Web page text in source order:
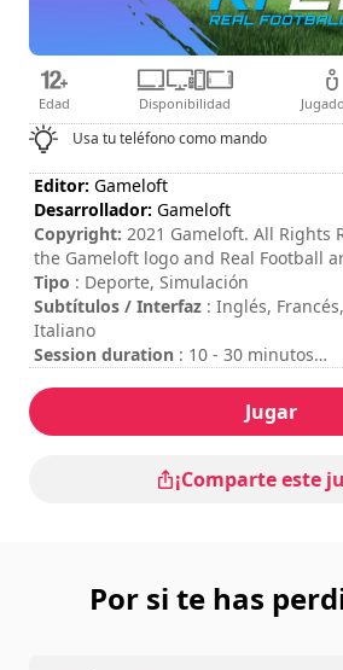
Edad Disponibilidad
Usa tu teléfono como mando
Editor: Gameloft
Desarrollador: Gameloft
Copyright: 2021 Gameloft. All Rights
the Gameloft logo and Real Football
Gameloft in the U.S. and/or other
Tipo : Deporte, Simulación
Subtítulos / Interfaz : Inglés,
Italiano
Session duration : 10 - 30 minutos
Se puede ver los controles en las
Jugar
¡Comparte este
Por si te has